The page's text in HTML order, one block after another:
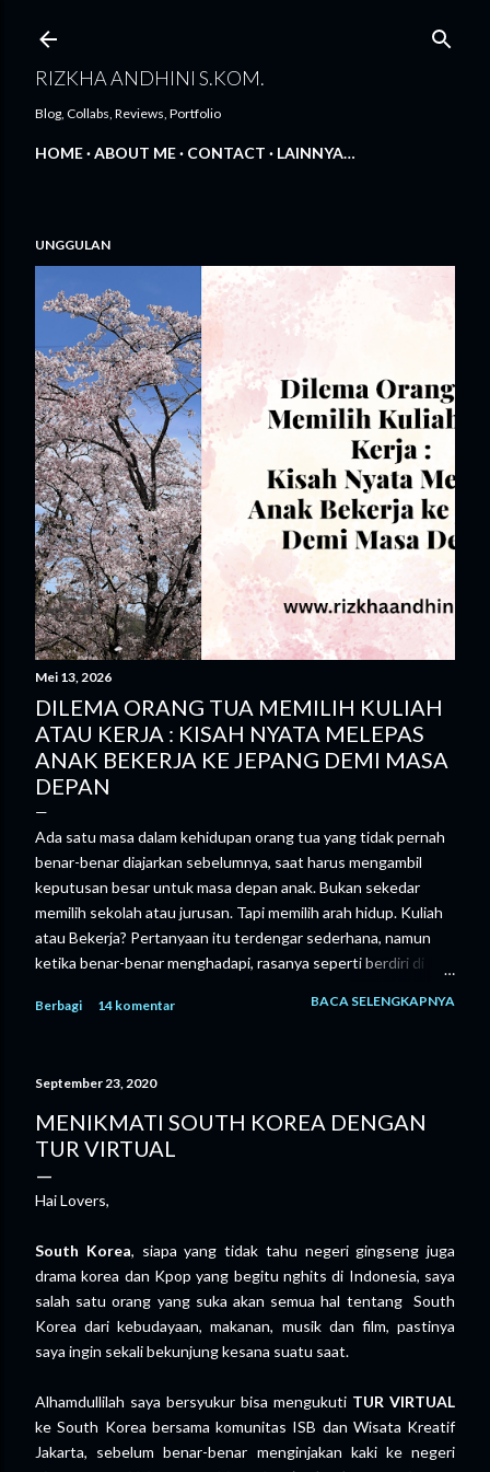
RIZKHA ANDHINI S.KOM.
Blog, Collabs, Reviews, Portfolio
HOME ABOUT ME CONTACT LAINNYA…
UNGGULAN
Mei 13, 2026
DILEMA ORANG TUA MEMILIH KULIAH
ATAU KERJA : KISAH NYATA MELEPAS
ANAK BEKERJA KE JEPANG DEMI MASA
DEPAN
Ada satu masa dalam kehidupan orang tua yang tidak pernah
benar-benar diajarkan sebelumnya, saat harus mengambil
keputusan besar untuk masa depan anak. Bukan sekedar
memilih sekolah atau jurusan. Tapi memilih arah hidup. Kuliah
atau Bekerja? Pertanyaan itu terdengar sederhana, namun
ketika benar-benar menghadapi, rasanya seperti berdiri di
orang tua, tentu kami ingin yang terbaik. Dalam pikiran kami,
lebih terarah. Namun kenyataannya tidak seperti itu. Biaya
kuliah semakin tinggi. Bukan hanya uang masuk, tapi juga
biaya hidup, buku, hingga kebutuhan sehari-hari. Semua itu
yang tidak kalah penting, suara anak kami sendiri. Ia memiliki
Berbagi 14 komentar BACA SELENGKAPNYA
September 23, 2020
MENIKMATI SOUTH KOREA DENGAN
TUR VIRTUAL
Hai Lovers,
South Korea, siapa yang tidak tahu negeri gingseng juga
drama korea dan Kpop yang begitu nghits di Indonesia, saya
salah satu orang yang suka akan semua hal tentang South
Korea dari kebudayaan, makanan, musik dan film, pastinya
saya ingin sekali bekunjung kesana suatu saat.
Alhamdullilah saya bersyukur bisa mengukuti TUR VIRTUAL
ke South Korea bersama komunitas ISB dan Wisata Kreatif
Jakarta, sebelum benar-benar menginjakan kaki ke negeri